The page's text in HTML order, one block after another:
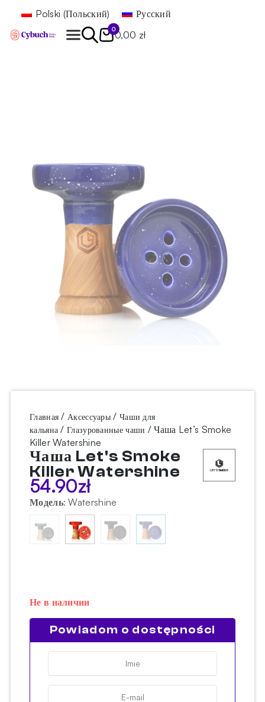
Polski (Польский) Русский
0
0,00 zł
Главная /Аксессуары / Чаши для
кальяна /Глазурованные чаши / Чаша Let’s Smoke
Killer Watershine
Чаша Let's Smoke
Killer Watershine
54.90zł
Модель: Watershine
Не в наличии
Powiadom o dostępności